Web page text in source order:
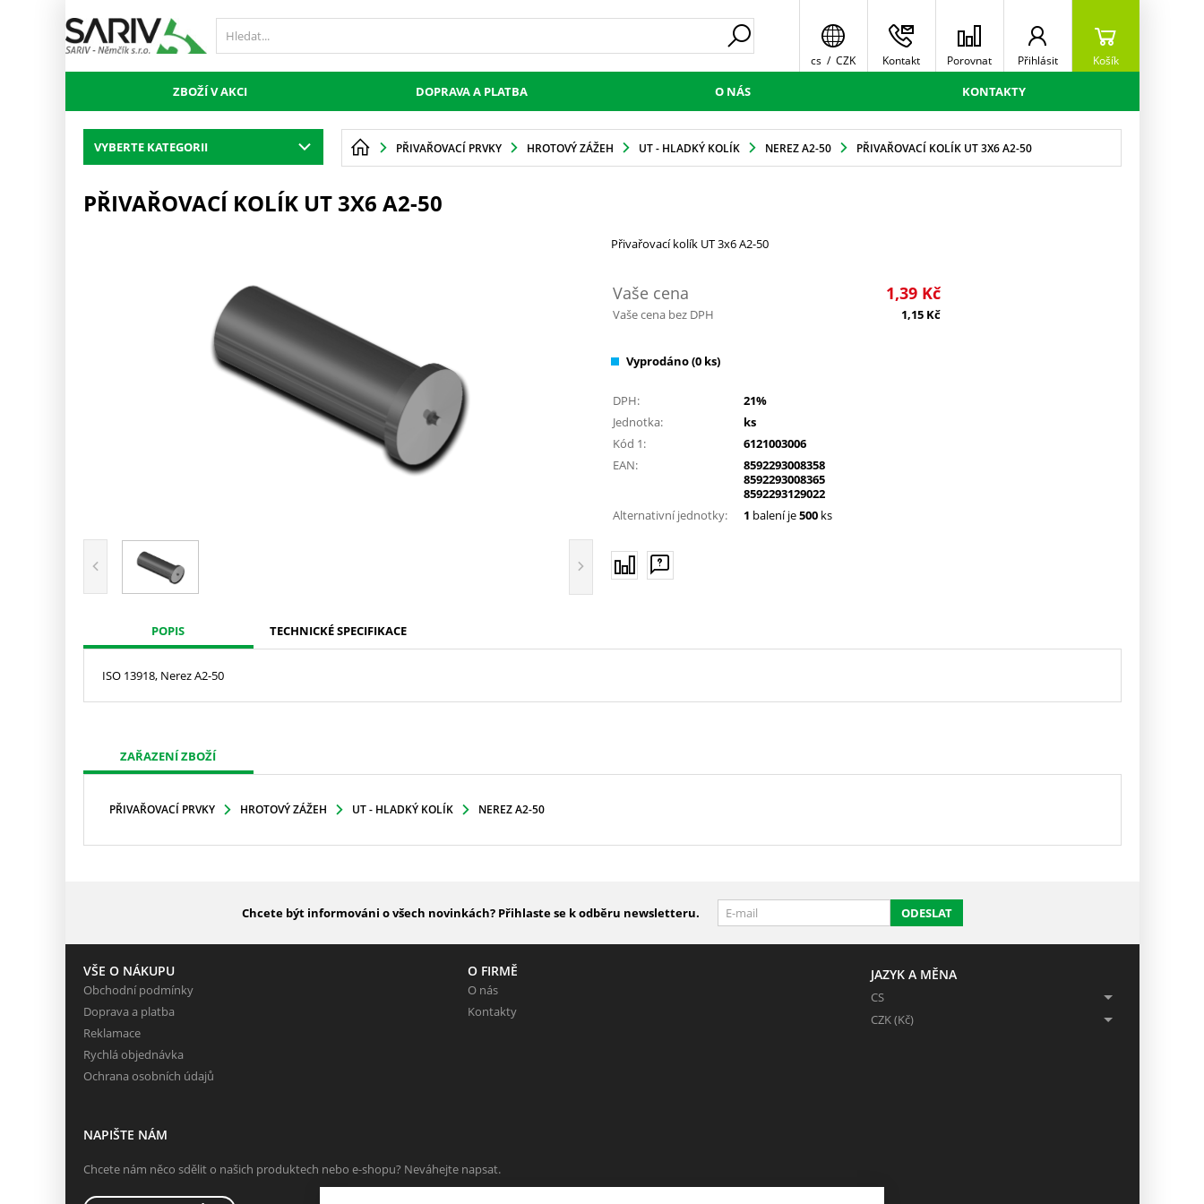
cs / CZK Kontakt Porovnat Přihlásit Košík
ZBOŽÍ V AKCI DOPRAVA A PLATBA O NÁS KONTAKTY
VYBERTE KATEGORII PŘIVAŘOVACÍ PRVKY HROTOVÝ ZÁŽEH UT - HLADKÝ KOLÍK NEREZ A2-50 PŘIVAŘOVACÍ KOLÍK UT 3X6 A2-50
PŘIVAŘOVACÍ KOLÍK UT 3X6 A2-50
Přivařovací kolík UT 3x6 A2-50
Vaše cena 1,39 Kč
Vaše cena bez DPH 1,15 Kč
Vyprodáno(0 ks)
DPH:
21%
Jednotka:
ks
Kód 1:
6121003006
EAN:
8592293008358
8592293008365
8592293129022
Alternativní jednotky:
1 balení je500 ks
POPIS TECHNICKÉ SPECIFIKACE
ISO 13918, Nerez A2-50
ZAŘAZENÍ ZBOŽÍ
PŘIVAŘOVACÍ PRVKY HROTOVÝ ZÁŽEH UT - HLADKÝ KOLÍK NEREZ A2-50
Chcete být informováni o všech novinkách? Přihlaste se k odběru newsletteru. ODESLAT
VŠE O NÁKUPU
Obchodní podmínky
Doprava a platba
Reklamace
Rychlá objednávka
Ochrana osobních údajů
O FIRMĚ
O nás
Kontakty
JAZYK A MĚNA
CS
CZK (Kč)
NAPIŠTE NÁM
Chcete nám něco sdělit o našich produktech nebo e-shopu? Neváhejte napsat.